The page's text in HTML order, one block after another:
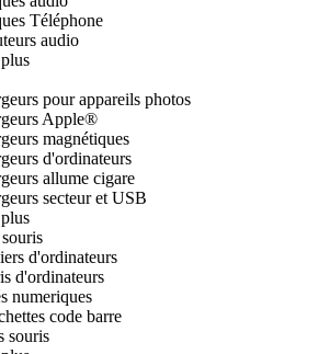
Téléphone
audio
pour appareils photos
Apple®
magnétiques
d'ordinateurs
allume cigare
secteur et USB
d'ordinateurs
d'ordinateurs
numeriques
code barre
souris